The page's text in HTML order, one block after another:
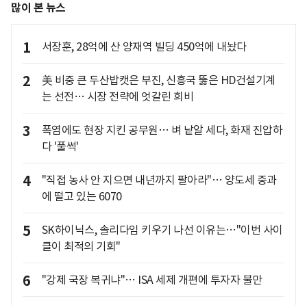
많이 본 뉴스
1 서장훈, 28억에 산 양재역 빌딩 450억에 내놨다
2
美 비중 큰 두산밥캣은 부진, 신흥국 뚫은 HD건설기계
는 선전… 시장 전략에 엇갈린 희비
3
폭염에도 현장 지킨 공무원… 벼 낱알 세다, 화재 진압하
다 '풀썩'
4
"직접 농사 안 지으면 내년까지 팔아라"… 양도세 중과
에 떨고 있는 6070
5
SK하이닉스, 솔리다임 키우기 나선 이유는…"이번 사이
클이 최적의 기회"
6 "강제 국장 복귀냐"… ISA 세제 개편에 투자자 불만